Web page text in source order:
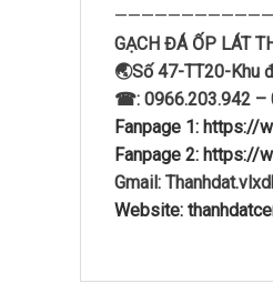
GẠCH ĐÁ ỐP LÁT
🌏Số 47-TT20-Khu
☎: 0966.203.942 –
Fanpage 1: https://
Fanpage 2: https://
Gmail:
Website: